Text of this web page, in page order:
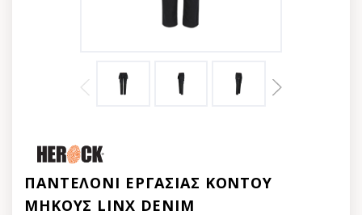
ΠΑΝΤΕΛΟΝΙ ΕΡΓΑΣΙΑΣ ΚΟΝΤΟΥ
ΜΗΚΟΥΣ LINX DENIM